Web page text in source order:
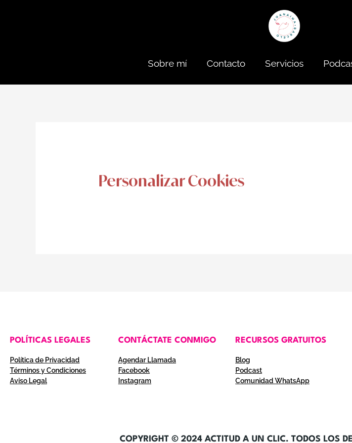
Sobre mí Contacto Servicios
Personalizar Cookies
POLÍTICAS LEGALES
Política de Privacidad
Términos y Condiciones
Aviso Legal
CONTÁCTATE CONMIGO
Agendar Llamada
Facebook
Instagram
RECURSOS GRATUITOS
Blog
Podcast
Comunidad WhatsApp
COPYRIGHT © 2024 ACTITUD A UN CLIC. TODOS LOS